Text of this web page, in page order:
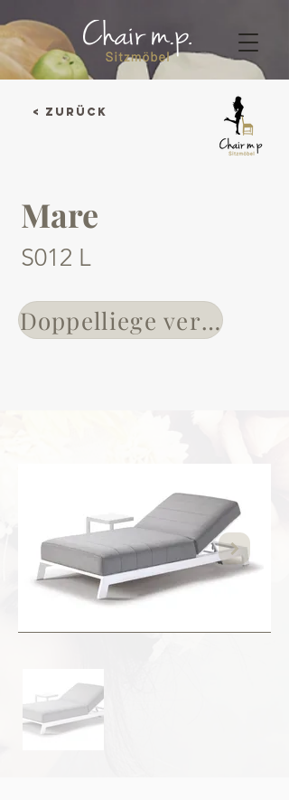
< Zurück
Mare
S012 L
Doppelliege verfügbar